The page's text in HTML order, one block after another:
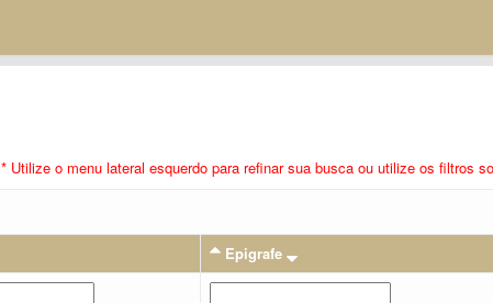
* Utilize o menu lateral esquerdo para refinar sua busca ou utilize os filtros
Epigrafe